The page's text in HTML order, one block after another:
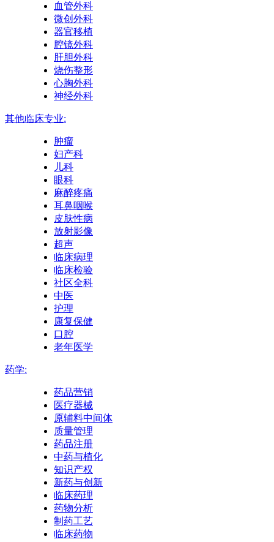
血管外科
微创外科
器官移植
腔镜外科
肝胆外科
烧伤整形
心胸外科
神经外科
其他临床专业:
肿瘤
妇产科
儿科
眼科
麻醉疼痛
耳鼻咽喉
皮肤性病
放射影像
超声
临床病理
临床检验
社区全科
中医
护理
康复保健
口腔
老年医学
药学:
药品营销
医疗器械
原辅料中间体
质量管理
药品注册
中药与植化
知识产权
新药与创新
临床药理
药物分析
制药工艺
临床药物